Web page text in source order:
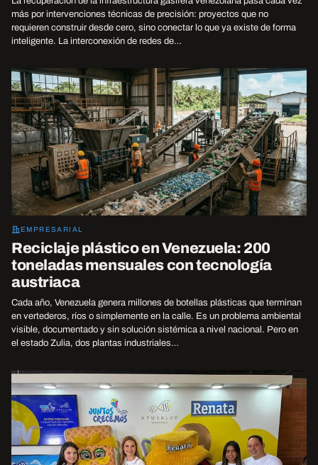
más por intervenciones técnicas de precisión: proyectos que no
requieren construir desde cero, sino conectar lo que ya existe de forma
inteligente. La interconexión de redes de…
EMPRESARIAL
Reciclaje plástico en Venezuela: 200
toneladas mensuales con tecnología
austriaca
Cada año, Venezuela genera millones de botellas plásticas que terminan
en vertederos, ríos o simplemente en la calle. Es un problema ambiental
visible, documentado y sin solución sistémica a nivel nacional. Pero en
el estado Zulia, dos plantas industriales…